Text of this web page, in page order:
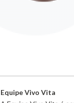
Equipe Vivo Vita